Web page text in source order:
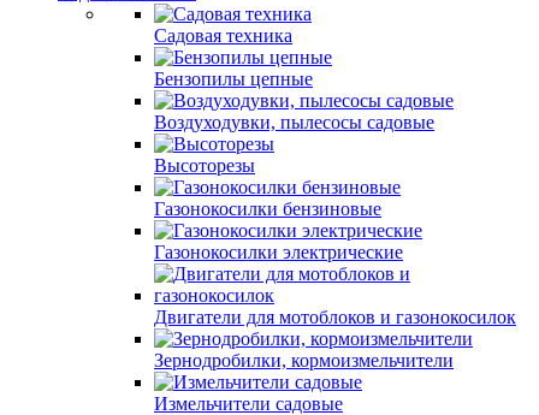
Садовая техника
Бензопилы цепные
Воздуходувки, пылесосы садовые
Высоторезы
Газонокосилки бензиновые
Газонокосилки электрические
Двигатели для мотоблоков и газонокосилок
Зернодробилки, кормоизмельчители
Измельчители садовые